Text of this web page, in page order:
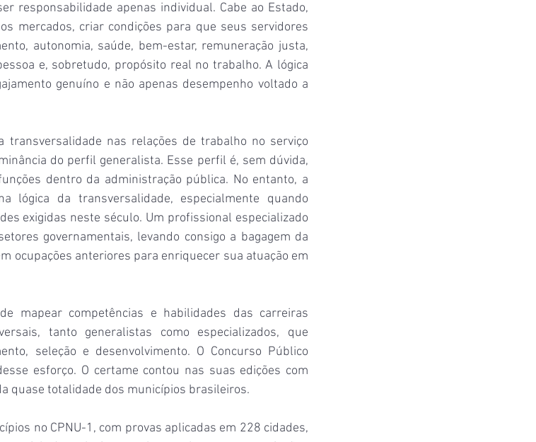
responsabilidade apenas individual. Cabe ao Estado,
mercados, criar condições para que seus servidores
autonomia, saúde, bem-estar, remuneração justa,
e, sobretudo, propósito real no trabalho. A lógica
genuíno e não apenas desempenho voltado a
nas relações de trabalho no serviço
do perfil generalista. Esse perfil é, sem dúvida,
dentro da administração pública. No entanto, a
lógica da transversalidade, especialmente quando
exigidas neste século. Um profissional especializado
governamentais, levando consigo a bagagem da
ocupações anteriores para enriquecer sua atuação em
mapear competências e habilidades das carreiras
tanto generalistas como especializados, que
seleção e desenvolvimento. O Concurso Público
esforço. O certame contou nas suas edições com
quase totalidade dos municípios brasileiros.
no CPNU-1, com provas aplicadas em 228 cidades,